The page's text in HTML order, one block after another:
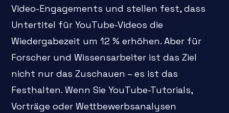
Video-Engagements und stellen fest, dass
Untertitel für YouTube-Videos die
Wiedergabezeit um 12 % erhöhen. Aber für
Forscher und Wissensarbeiter ist das Ziel
nicht nur das Zuschauen – es ist das
Festhalten. Wenn Sie YouTube-Tutorials,
Vorträge oder Wettbewerbsanalysen